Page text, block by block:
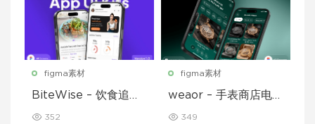
figma素材
BiteWise – 饮食追踪
352
figma素材
weaor – 手表商店电子
349